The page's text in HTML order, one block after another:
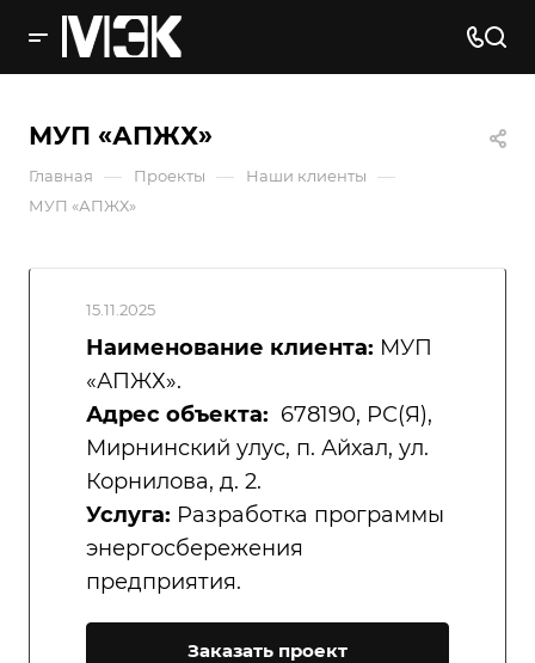
МУП «АПЖХ»
Главная — Проекты — Наши клиенты —
МУП «АПЖХ»
15.11.2025
Наименование клиента: МУП
«АПЖХ».
Адрес объекта: 678190, РС(Я),
Мирнинский улус, п. Айхал, ул.
Корнилова, д. 2.
Услуга: Разработка программы
энергосбережения
предприятия.
Заказать проект